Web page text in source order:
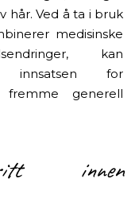
hår. Ved å ta i bruk
medisinske
kan
innsatsen for
generell
innen